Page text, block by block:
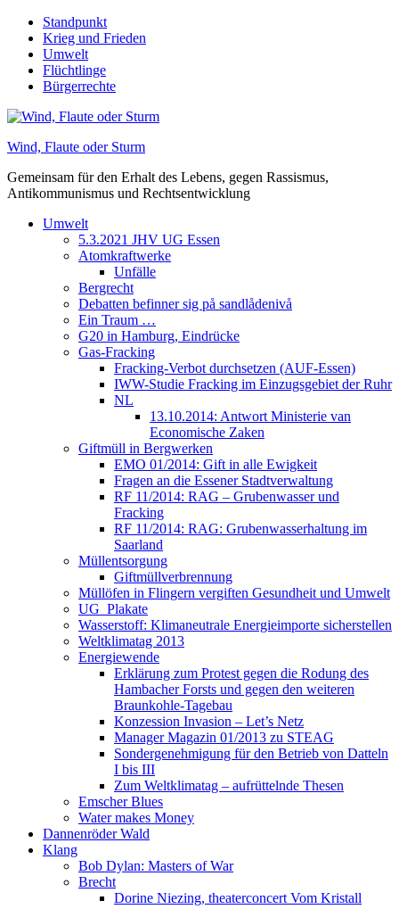
Skip
content
Standpunkt
Krieg und Frieden
Umwelt
Flüchtlinge
Bürgerrechte
Wind, Flaute oder Sturm
Gemeinsam für den Erhalt des Lebens, gegen Rassismus,
Antikommunismus und Rechtsentwicklung
Umwelt
5.3.2021 JHV UG Essen
Atomkraftwerke
Unfälle
Bergrecht
Debatten befinner sig på sandlådenivå
Ein Traum …
G20 in Hamburg, Eindrücke
Gas-Fracking
Fracking-Verbot durchsetzen (AUF-Essen)
IWW-Studie Fracking im Einzugsgebiet der Ruhr
NL
13.10.2014: Antwort Ministerie van
Economische Zaken
Giftmüll in Bergwerken
EMO 01/2014: Gift in alle Ewigkeit
Fragen an die Essener Stadtverwaltung
RF 11/2014: RAG – Grubenwasser und
Fracking
RF 11/2014: RAG: Grubenwasserhaltung im
Saarland
Müllentsorgung
Giftmüllverbrennung
Müllöfen in Flingern vergiften Gesundheit und Umwelt
UG_Plakate
Wasserstoff: Klimaneutrale Energieimporte sicherstellen
Weltklimatag 2013
Energiewende
Erklärung zum Protest gegen die Rodung des
Hambacher Forsts und gegen den weiteren
Braunkohle-Tagebau
Konzession Invasion – Let’s Netz
Manager Magazin 01/2013 zu STEAG
Sondergenehmigung für den Betrieb von Datteln
I bis III
Zum Weltklimatag – aufrüttelnde Thesen
Emscher Blues
Water makes Money
Dannenröder Wald
Klang
Bob Dylan: Masters of War
Brecht
Dorine Niezing, theaterconcert Vom Kristall